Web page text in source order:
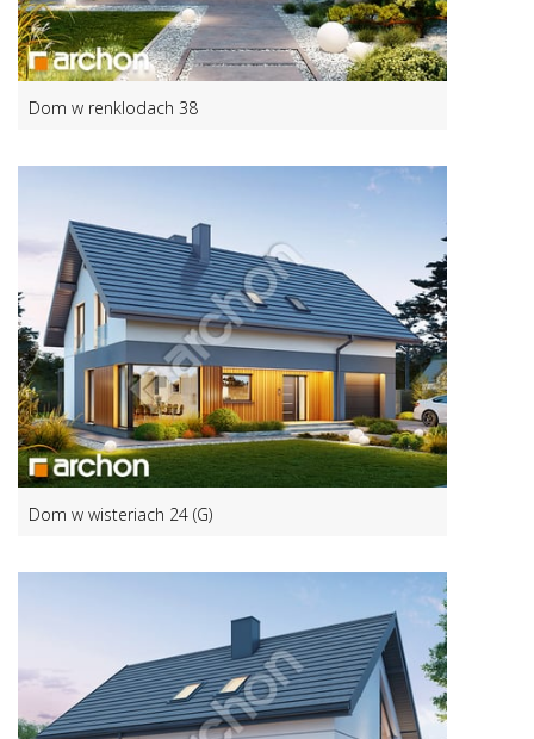
Dom w renklodach 38
Dom w wisteriach 24 (G)